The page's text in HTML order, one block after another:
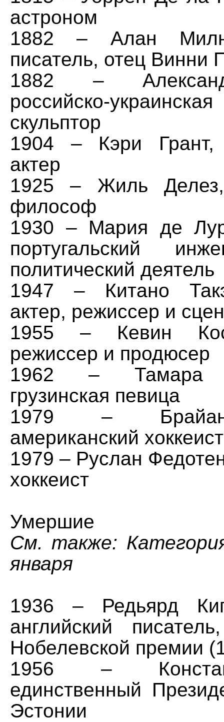
астроном
1882 – Алан Милн,
писатель, отец Винни
1882 –
российско-
скульптор
1904 – Кэри Грант,
актер
1925 – Жиль Делез,
философ
1930 – Мария де
португальский
политический деятель
1947 – Китано
актер, режиссер и
1955 – Кевин
режиссер и продюсер
1962 – Тамара
грузинская певица
1979 –
американский хоккеист
1979 – Руслан
хоккеист
Умершие
См. также:
января
1936 – Редьярд
английский
Нобелевской премии
1956 –
единственный
Эстонии